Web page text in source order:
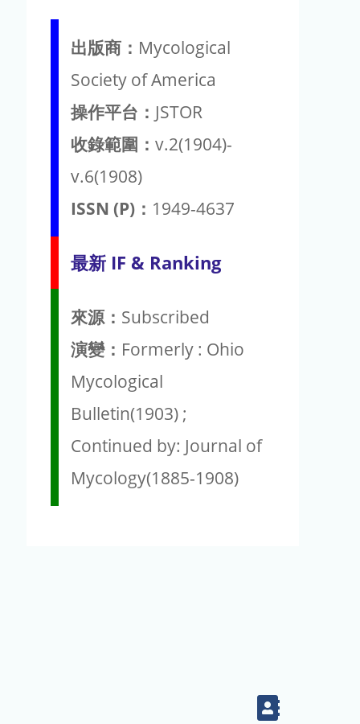
出版商： Mycological
Society of America
操作平台： JSTOR
收錄範圍： v.2(1904)-
v.6(1908)
ISSN (P)： 1949-4637
最新 IF & Ranking
來源： Subscribed
演變： Formerly : Ohio
Mycological
Bulletin(1903) ;
Continued by: Journal of
Mycology(1885-1908)
Contact